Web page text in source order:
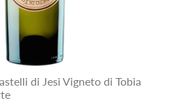
di Jesi Vigneto di Tobia